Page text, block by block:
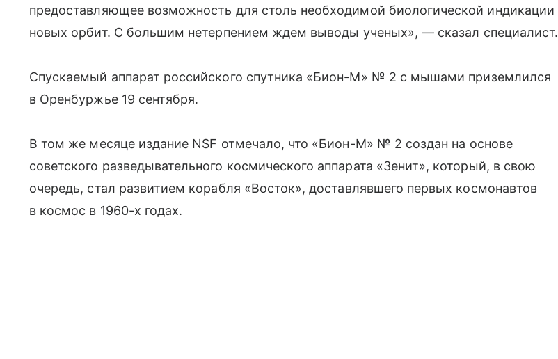
предоставляющее возможность для столь необходимой биологической индикации
новых орбит. С большим нетерпением ждем выводы ученых», — сказал специалист.
Спускаемый аппарат российского спутника «Бион-М» № 2 с мышами приземлился
в Оренбуржье 19 сентября.
В том же месяце издание NSF отмечало, что «Бион-М» № 2 создан на основе
советского разведывательного космического аппарата «Зенит», который, в свою
очередь, стал развитием корабля «Восток», доставлявшего первых космонавтов
в космос в 1960-х годах.